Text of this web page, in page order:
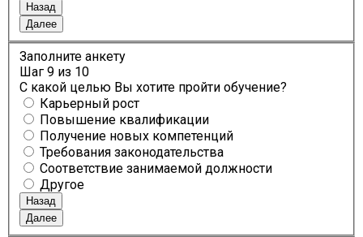
Назад
Далее
Заполните анкету
Шаг 9 из 10
С какой целью Вы хотите пройти обучение?
Карьерный рост
Повышение квалификации
Получение новых компетенций
Требования законодательства
Соответствие занимаемой должности
Другое
Назад
Далее